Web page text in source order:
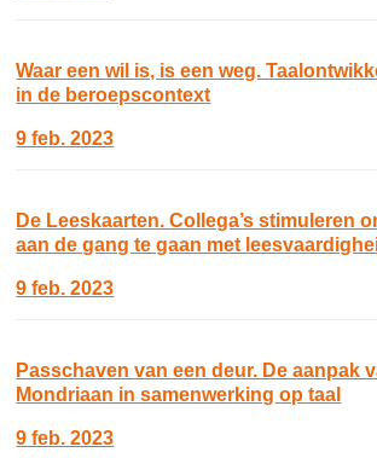
Waar een wil is, is een weg.
in de beroepscontext
9 feb. 2023
De Leeskaarten. Collega’s stimuleren
aan de gang te gaan met
9 feb. 2023
Passchaven van een deur. De aanpak
Mondriaan in samenwerking op taal
9 feb. 2023